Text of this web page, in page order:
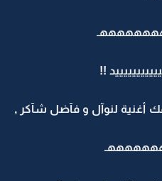
!!
أغنية لنوآل و فآضل شآكر ,